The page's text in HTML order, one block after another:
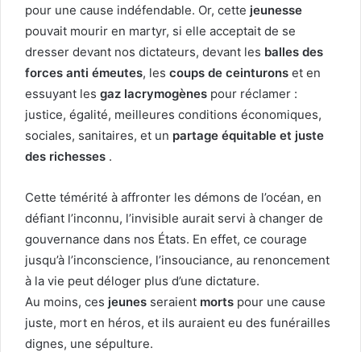
pour une cause indéfendable. Or, cette jeunesse
pouvait mourir en martyr, si elle acceptait de se
dresser devant nos dictateurs, devant les balles des
forces anti émeutes, les coups de ceinturons et en
essuyant les gaz lacrymogènes pour réclamer :
justice, égalité, meilleures conditions économiques,
sociales, sanitaires, et un partage équitable et juste
des richesses .
Cette témérité à affronter les démons de l’océan, en
défiant l’inconnu, l’invisible aurait servi à changer de
gouvernance dans nos États. En effet, ce courage
jusqu’à l’inconscience, l’insouciance, au renoncement
à la vie peut déloger plus d’une dictature.
Au moins, ces jeunes seraient morts pour une cause
juste, mort en héros, et ils auraient eu des funérailles
dignes, une sépulture.